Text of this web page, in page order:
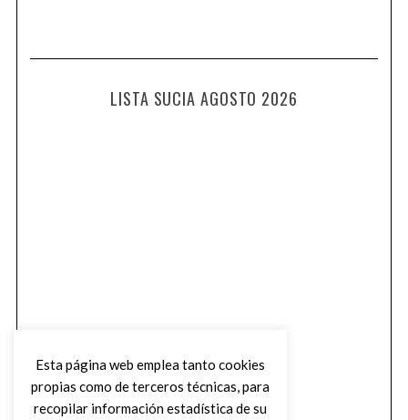
LISTA SUCIA AGOSTO 2026
Esta página web emplea tanto cookies
propias como de terceros técnicas, para
recopilar información estadística de su